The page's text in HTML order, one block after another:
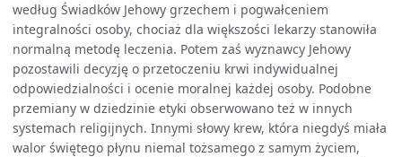
według Świadków Jehowy grzechem i pogwałceniem
integralności osoby, chociaż dla większości lekarzy stanowiła
normalną metodę leczenia. Potem zaś wyznawcy Jehowy
pozostawili decyzję o przetoczeniu krwi indywidualnej
odpowiedzialności i ocenie moralnej każdej osoby. Podobne
przemiany w dziedzinie etyki obserwowano też w innych
systemach religijnych. Innymi słowy krew, która niegdyś miała
walor świętego płynu niemal tożsamego z samym życiem,